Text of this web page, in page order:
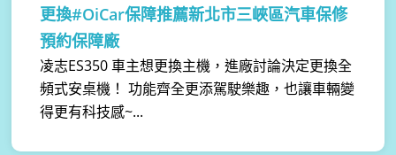
更換#OiCar保障推薦新北市三峽區汽車保修
預約保障廠
凌志ES350 車主想更換主機，進廠討論決定更換全
頻式安桌機！ 功能齊全更添駕駛樂趣，也讓車輛變
得更有科技感~...